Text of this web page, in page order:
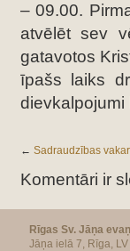
– 09.00.
atvēlēt sev
gatavotos
īpašs laiks
← Sadraudzības
Komentāri ir
Rīgas Sv. Jāņa
Jāņa ielā 7, Rīga,